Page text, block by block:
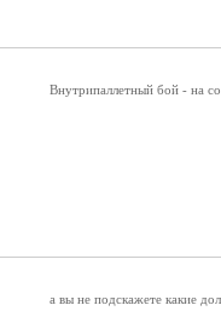
Внутрипаллетный бой - на
а вы не подскажете какие